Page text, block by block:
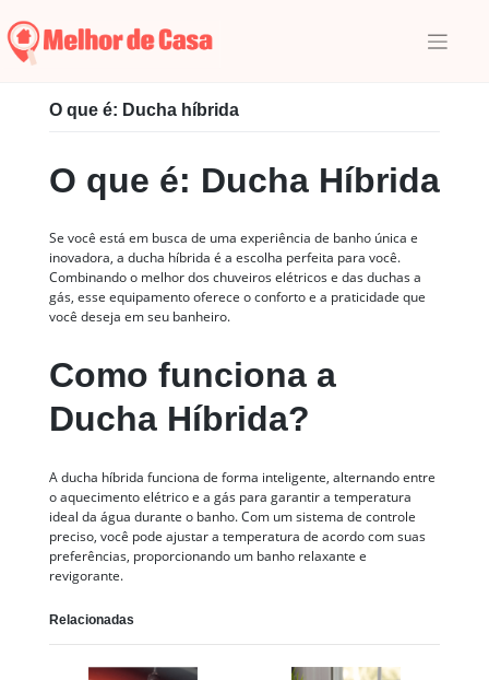
to
content
O que é: Ducha híbrida
O que é: Ducha Híbrida
Se você está em busca de uma experiência de banho única e
inovadora, a ducha híbrida é a escolha perfeita para você.
Combinando o melhor dos chuveiros elétricos e das duchas a
gás, esse equipamento oferece o conforto e a praticidade que
você deseja em seu banheiro.
Como funciona a
Ducha Híbrida?
A ducha híbrida funciona de forma inteligente, alternando entre
o aquecimento elétrico e a gás para garantir a temperatura
ideal da água durante o banho. Com um sistema de controle
preciso, você pode ajustar a temperatura de acordo com suas
preferências, proporcionando um banho relaxante e
revigorante.
Relacionadas